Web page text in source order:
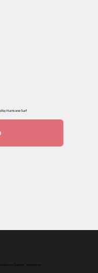
by Hurricane Surf
con Sunrise. ¡Mantente